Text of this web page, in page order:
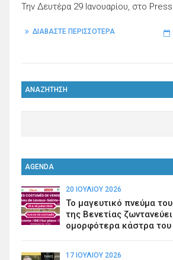
Την Δευτέρα 29 Ιανουαρίου, στο
ΔΙΑΒΑΣΤΕ ΠΕΡΙΣΣΟΤΕΡΑ
ΑΝΑΖΗΤΗΣΗ
AGENDA
20 ΙΟΥΛΊΟΥ 2026
Το μαγευτικό πνεύμα
της Βενετίας
ομορφότερα κάστρα του
17 ΙΟΥΛΊΟΥ 2026